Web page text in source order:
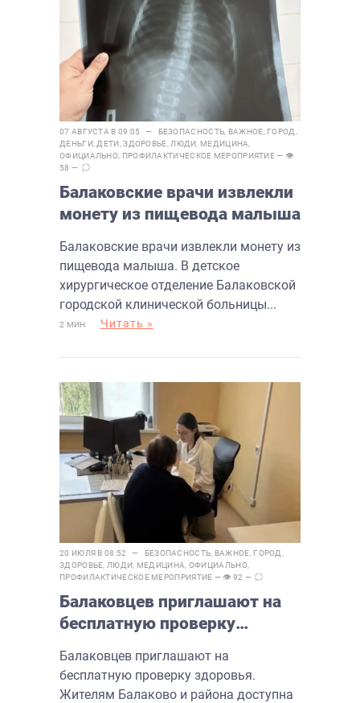
07 АВГУСТА В 09:05 — БЕЗОПАСНОСТЬ ВАЖНОЕ ГОРОД
ДЕНЬГИ, ДЕТИ ,ЗДОРОВЬЕ ЛЮДИ МЕДИЦИНА
ОФИЦИАЛЬНО ПРОФИЛАКТИЧЕСКОЕ МЕРОПРИЯТИЕ— 👁
58 —
Балаковские врачи извлекли
монету из пищевода малыша
Балаковские врачи извлекли монету из
пищевода малыша. В детское
хирургическое отделение Балаковской
городской клинической больницы...
2 МИН Читать »
20 ИЮЛЯ В 08:52 — БЕЗОПАСНОСТЬ ВАЖНОЕ ГОРОД
ЗДОРОВЬЕ ЛЮДИ МЕДИЦИНА ОФИЦИАЛЬНО,
ПРОФИЛАКТИЧЕСКОЕ МЕРОПРИЯТИЕ — 👁 92 —
Балаковцев приглашают на
бесплатную проверку
Балаковцев приглашают на
бесплатную проверку здоровья.
Жителям Балаково и района доступна